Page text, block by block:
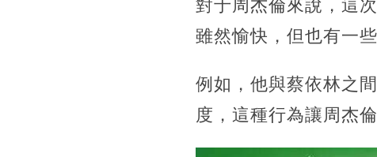
對于周杰倫來說，這
雖然愉快，但也有一
例如，他與蔡依林之
度，這種行為讓周杰